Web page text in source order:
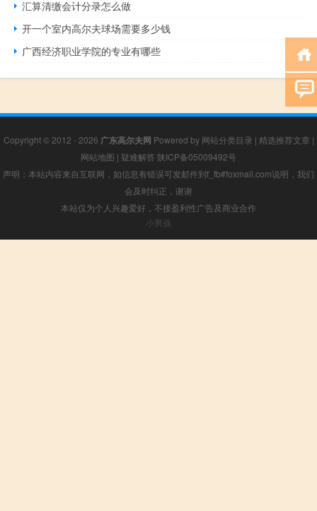
汇算清缴会计分录怎么做
开一个室内高尔夫球场需要多少钱
广西经济职业学院的专业有哪些
Copyright © 2012 - 2026 广东高尔夫网 Powered by 网站分类目录 | 精选推荐文章 |
网站地图 | 疑难解答 陕ICP备05009492号
声明：本站内容来自互联网，如信息有错误可发邮件到f_fb#foxmail.com说明，我们
会及时纠正，谢谢
本站仅为个人兴趣爱好，不接盈利性广告及商业合作
小男孩